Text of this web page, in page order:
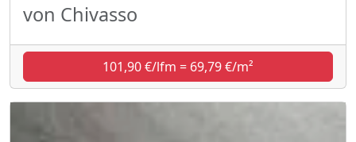
von Chivasso
101,90 €/lfm = 69,79 €/m²